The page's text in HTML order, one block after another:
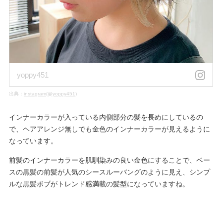
yoppy451
出典： instagram(@yoppy451)
インナーカラーが入っている内側部分の髪を長めにしているの
で、ヘアアレンジ無しでも金色のインナーカラーが見えるように
なっています。
前髪のインナーカラーを肌馴染みの良い金色にすることで、ベー
スの黒髪の前髪が人気のシースルーバングのように見え、シンプ
ルな黒髪ボブがトレンド感満載の髪型になっていますね。